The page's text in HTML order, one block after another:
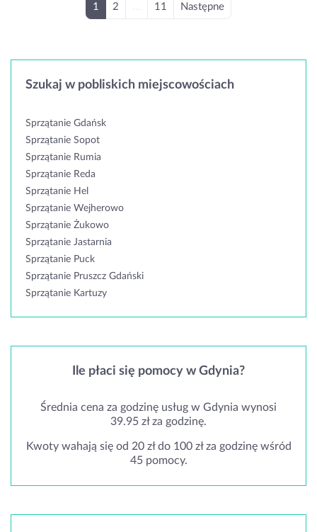
1 2 11 Następne
Szukaj w pobliskich miejscowościach
Sprzątanie Gdańsk
Sprzątanie Sopot
Sprzątanie Rumia
Sprzątanie Reda
Sprzątanie Hel
Sprzątanie Wejherowo
Sprzątanie Żukowo
Sprzątanie Jastarnia
Sprzątanie Puck
Sprzątanie Pruszcz Gdański
Sprzątanie Kartuzy
Ile płaci się pomocy w Gdynia?
Średnia cena za godzinę usług w Gdynia wynosi
39.95 zł za godzinę.
Kwoty wahają się od 20 zł do 100 zł za godzinę wśród
45 pomocy.